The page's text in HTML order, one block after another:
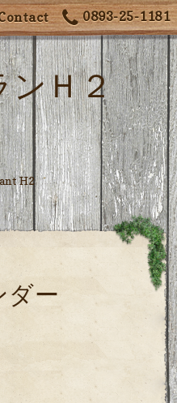
0893-25-1181
ンＨ２
H2
ー